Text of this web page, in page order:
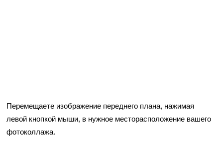
Перемещаете изображение переднего плана, нажимая
левой кнопкой мыши, в нужное месторасположение вашего
фотоколлажа.